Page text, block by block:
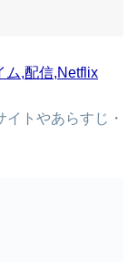
トやあらすじ・